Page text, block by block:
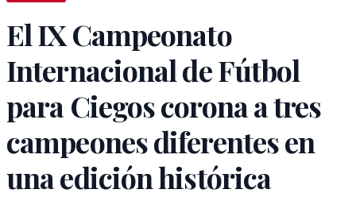
El IX Campeonato
Internacional de Fútbol
para Ciegos corona a tres
campeones diferentes en
una edición histórica